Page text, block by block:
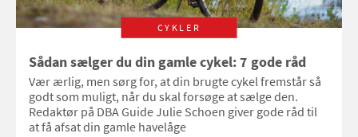
CYKLER
Sådan sælger du din gamle cykel: 7 gode råd
Vær ærlig, men sørg for, at din brugte cykel fremstår så
godt som muligt, når du skal forsøge at sælge den.
Redaktør på DBA Guide Julie Schoen giver gode råd til
at få afsat din gamle havelåge